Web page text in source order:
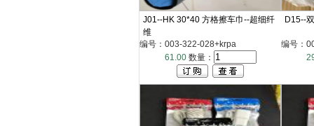
J01--HK 30*40 方格擦车巾--超细纤
维
编号：003-322-028+krpa
61.00数量：
D15--
编号：